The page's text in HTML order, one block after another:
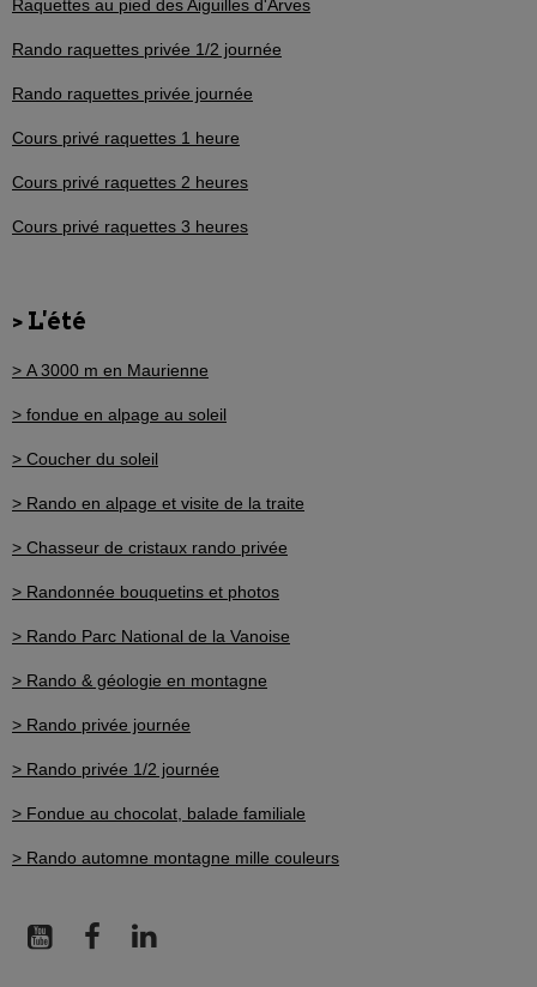
Raquettes au pied des Aiguilles d'Arves
Rando raquettes privée 1/2 journée
Rando raquettes privée journée
Cours privé raquettes 1 heure
Cours privé raquettes 2 heures
Cours privé raquettes 3 heures
> L'été
> A 3000 m en Maurienne
> fondue en alpage au soleil
> Coucher du soleil
> Rando en alpage et visite de la traite
> Chasseur de cristaux rando privée
> Randonnée bouquetins et photos
> Rando Parc National de la Vanoise
> Rando & géologie en montagne
> Rando privée journée
> Rando privée 1/2 journée
> Fondue au chocolat, balade familiale
> Rando automne montagne mille couleurs